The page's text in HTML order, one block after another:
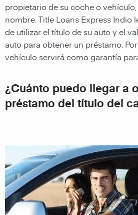
propietario de su coche o vehículo,
nombre. Title Loans Express Indio
de utilizar el título de su auto y el
auto para obtener un préstamo.
vehículo servirá como garantía
¿Cuánto puedo llegar a
préstamo del título del